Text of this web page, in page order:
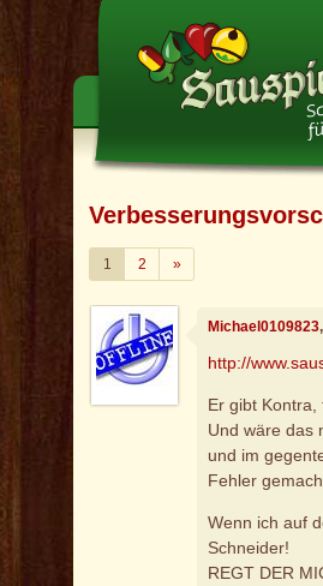
1 2 »Weiter
Michael0109823
http://
Er gibt Kontra,
Und wäre das
und im
Fehler
Wenn ich auf
Schneider!
REGT DER